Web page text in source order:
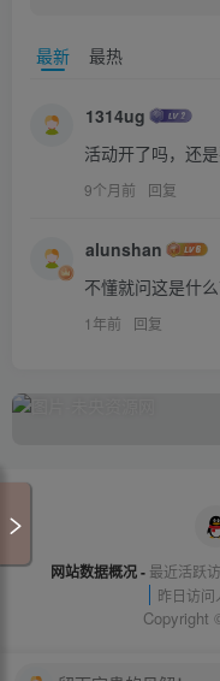
最新 最热
1314ug
活动开了吗，还
9个月前 回复
alunshan
不懂就问这是什么
1年前 回复
网站数据概况 - 最近活跃
昨日访问
Copyright